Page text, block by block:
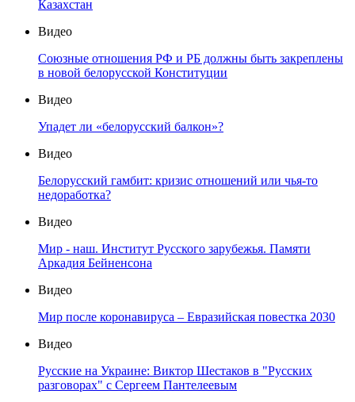
Казахстан
Видео
Союзные отношения РФ и РБ должны быть закреплены
в новой белорусской Конституции
Видео
Упадет ли «белорусский балкон»?
Видео
Белорусский гамбит: кризис отношений или чья-то
недоработка?
Видео
Мир - наш. Институт Русского зарубежья. Памяти
Аркадия Бейненсона
Видео
Мир после коронавируса – Евразийская повестка 2030
Видео
Русские на Украине: Виктор Шестаков в "Русских
разговорах" с Сергеем Пантелеевым